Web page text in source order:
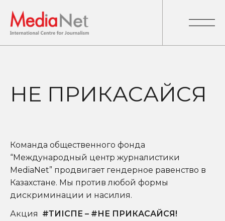
НЕ ПРИКАСАЙСЯ
Команда общественного фонда
“Международный центр журналистики
MediaNet” продвигает гендерное равенство в
Казахстане. Мы против любой формы
дискриминации и насилия.
Акция #ТИІСПЕ – #НЕ ПРИКАСАЙСЯ!